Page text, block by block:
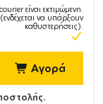
είναι εκτιμώμενη.
να υπάρξουν
καθυστερήσεις).
Αγορά